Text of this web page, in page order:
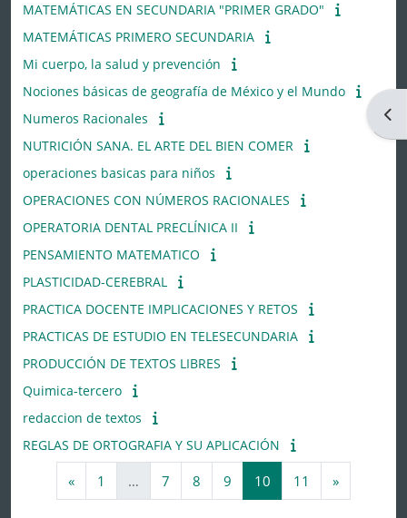
MATEMÁTICAS EN SECUNDARIA "PRIMER GRADO"
MATEMÁTICAS PRIMERO SECUNDARIA
Mi cuerpo, la salud y prevención
Nociones básicas de geografía de México y el Mundo
Numeros Racionales
NUTRICIÓN SANA. EL ARTE DEL BIEN COMER
operaciones basicas para niños
OPERACIONES CON NÚMEROS RACIONALES
OPERATORIA DENTAL PRECLÍNICA II
PENSAMIENTO MATEMATICO
PLASTICIDAD-CEREBRAL
PRACTICA DOCENTE IMPLICACIONES Y RETOS
PRACTICAS DE ESTUDIO EN TELESECUNDARIA
PRODUCCIÓN DE TEXTOS LIBRES
Quimica-tercero
redaccion de textos
REGLAS DE ORTOGRAFIA Y SU APLICACIÓN
«Página anterior
1 Página 1
… 7 Página 7
8 Página 8
9 Página 9
10 Página 10
11 Página 11
»Página